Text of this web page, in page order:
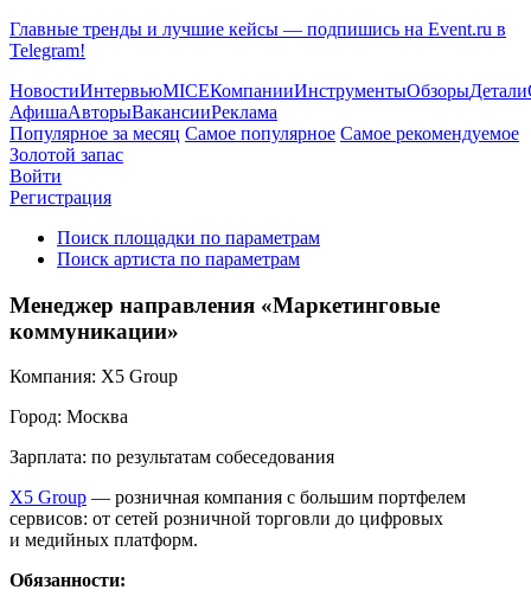
Главные тренды и лучшие кейсы — подпишись на Event.ru в
Telegram!
НовостиИнтервьюMICEКомпанииИнструментыОбзорыДетали
АфишаАвторыВакансииРеклама
Популярное за месяц Самое популярное Самое рекомендуемое
Золотой запас
Войти
Регистрация
Поиск площадки по параметрам
Поиск артиста по параметрам
Менеджер направления «Маркетинговые
коммуникации»
Компания: X5 Group
Город: Москва
Зарплата: по результатам собеседования
X5 Group — розничная компания с большим портфелем
сервисов: от сетей розничной торговли до цифровых
и медийных платформ.
Обязанности: